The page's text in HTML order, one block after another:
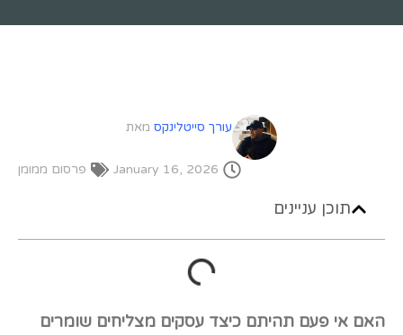
עורך סייטלינקס מאת
January 16, 2026 פרסום ממומן
תוכן עניינים
האם אי פעם תהיתם כיצד עסקים מצליחים שומרים